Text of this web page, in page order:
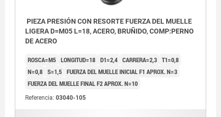
PIEZA PRESIÓN CON RESORTE FUERZA DEL MUELLE
LIGERA D=M05 L=18, ACERO, BRUÑIDO, COMP:PERNO
DE ACERO
ROSCA=M5 LONGITUD=18 D1=2,4 CARRERA=2,3 T1=0,8
N=0,8 S=1,5 FUERZA DEL MUELLE INICIAL F1 APROX. N=3
FUERZA DEL MUELLE FINAL F2 APROX. N=10
Referencia: 03040-105